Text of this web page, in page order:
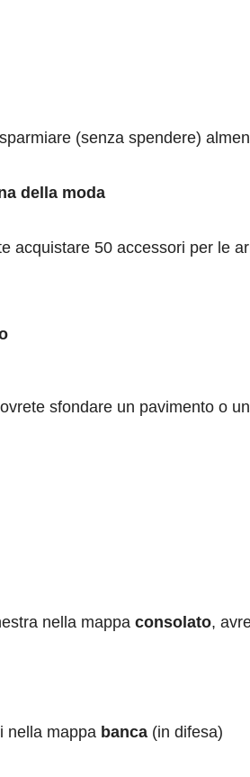
(senza spendere)
della moda
acquistare 50 accessori per le
sfondare un pavimento o
nella mappa consolato,
nella mappa banca (in difesa)